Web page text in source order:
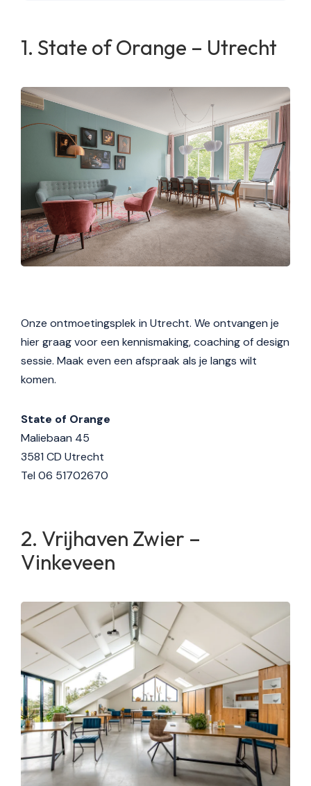
State of Orange – Utrecht
Onze ontmoetingsplek in Utrecht. We ontvangen je
hier graag voor een kennismaking, coaching of design
sessie. Maak even een afspraak als je langs wilt
komen.
State of Orange
Maliebaan 45
3581 CD Utrecht
Tel 06 51702670
Vrijhaven Zwier –
Vinkeveen